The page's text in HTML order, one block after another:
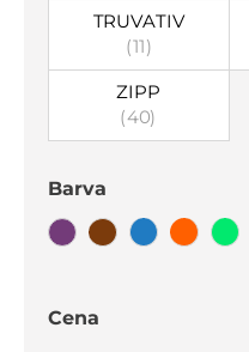
TRUVATIV
(11)
ZIPP
(40)
Barva
Cena